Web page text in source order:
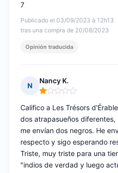
Publicado el 03/09/2023 à 12h13
tras una compra de 20/08/2023
7
Opinión traducida
N
Nancy K.
Nota: 1 de 5
Califico a Les Trésors
dos atrapasueños
me envían dos negros. He
respecto y sigo esperando
Triste, muy triste para una
"indios de verdad y luego